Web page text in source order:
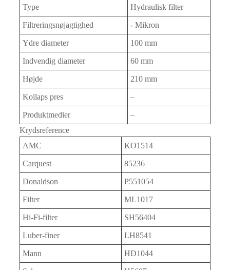
Type Hydraulisk filter
Filtreringsnøjagtighed - Mikron
Ydre diameter 100 mm
Indvendig diameter 60 mm
Højde 210 mm
Kollaps pres –
Produktmedier
–
Krydsreference
AMC
KO1514
Carquest 85236
Donaldson P551054
Filter ML1017
Hi-Fi-filter SH56404
Luber-finer LH8541
Mann HD1044